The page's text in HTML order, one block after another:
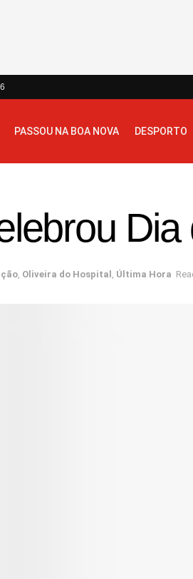
PASSOU NA BOA NOVA DESPORTO
, Oliveira do Hospital , Última Hora